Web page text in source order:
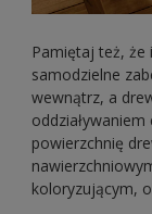
Pamiętaj też,
samodzielne
wewnątrz, a
powierzchnię
koloryzującym,